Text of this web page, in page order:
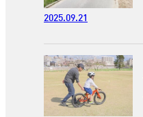
2025.09.21